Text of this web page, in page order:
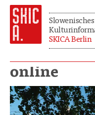
Slowenisches
SKICA Berlin
online